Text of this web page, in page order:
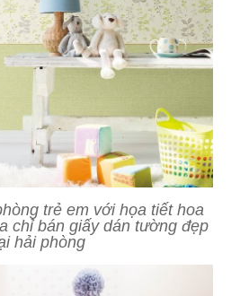
trẻ em với họa tiết hoa
chỉ bán giấy dán tường đẹp
hải phòng